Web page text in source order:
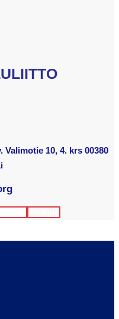
10, 4. krs 00380